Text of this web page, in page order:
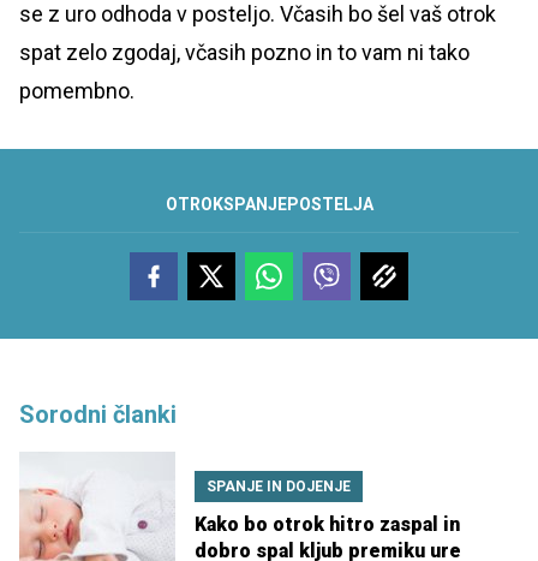
se z uro odhoda v posteljo. Včasih bo šel vaš otrok
spat zelo zgodaj, včasih pozno in to vam ni tako
pomembno.
OTROKSPANJEPOSTELJA
Sorodni članki
SPANJE IN DOJENJE
Kako bo otrok hitro zaspal in
dobro spal kljub premiku ure